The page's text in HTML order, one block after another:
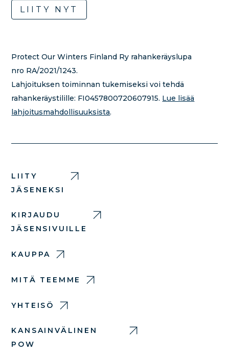
LIITY NYT
Protect Our Winters Finland Ry rahankeräyslupa
nro RA/2021/1243.
Lahjoituksen toiminnan tukemiseksi voi tehdä
rahankeräystilille: FI0457800720607915. Lue lisää
lahjoitusmahdollisuuksista.
LIITY
JÄSENEKSI
KIRJAUDU
JÄSENSIVUILLE
KAUPPA
MITÄ TEEMME
YHTEISÖ
KANSAINVÄLINEN
POW